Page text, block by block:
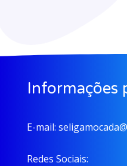
Informações
E-mail:
Redes Sociais: